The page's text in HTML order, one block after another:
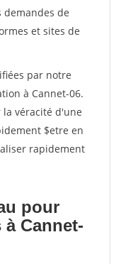
demandes de
et sites de
par notre
à Cannet-06.
véracité d'une
$etre en
rapidement
pour
Cannet-